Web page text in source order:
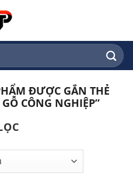
ĐƯỢC GẮN THẺ
CÔNG NGHIỆP”